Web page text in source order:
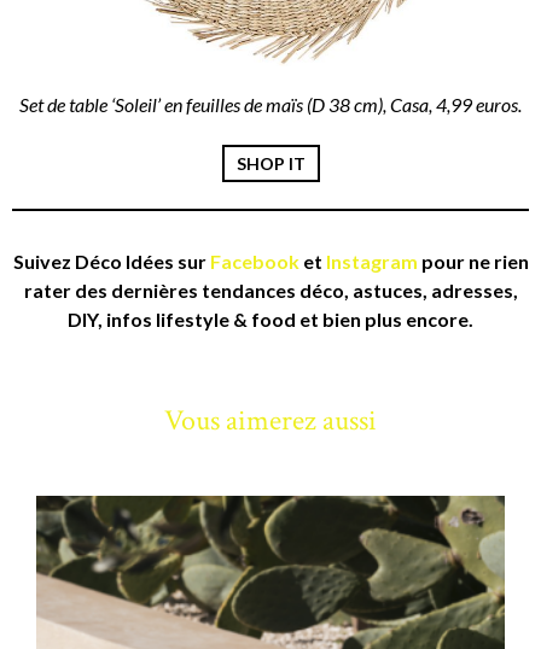
Set de table ‘Soleil’ en feuilles de maïs (D 38 cm), Casa, 4,99 euros.
SHOP IT
Suivez Déco Idées sur Facebooket Instagram pour ne rien
rater des dernières tendances déco, astuces, adresses,
DIY, infos lifestyle & food et bien plus encore.
Vous aimerez aussi